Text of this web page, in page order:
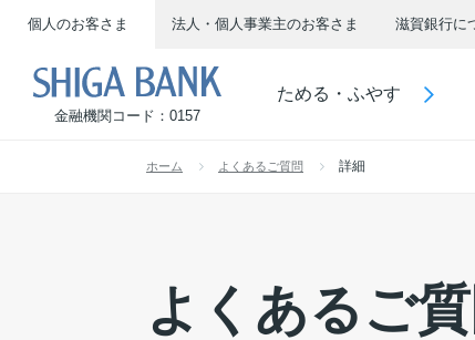
個人のお客さま 法人・個人事業主のお客さま 滋賀銀行に
金融機関コード：0157
ためる・ふやす
ホーム よくあるご質問 詳細
よくあるご